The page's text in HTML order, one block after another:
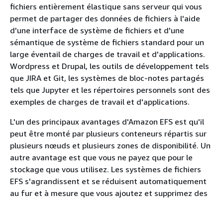
fichiers entièrement élastique sans serveur qui vous
permet de partager des données de fichiers à l'aide
d'une interface de système de fichiers et d'une
sémantique de système de fichiers standard pour un
large éventail de charges de travail et d'applications.
Wordpress et Drupal, les outils de développement tels
que JIRA et Git, les systèmes de bloc-notes partagés
tels que Jupyter et les répertoires personnels sont des
exemples de charges de travail et d'applications.
L'un des principaux avantages d'Amazon EFS est qu'il
peut être monté par plusieurs conteneurs répartis sur
plusieurs nœuds et plusieurs zones de disponibilité. Un
autre avantage est que vous ne payez que pour le
stockage que vous utilisez. Les systèmes de fichiers
EFS s'agrandissent et se réduisent automatiquement
au fur et à mesure que vous ajoutez et supprimez des